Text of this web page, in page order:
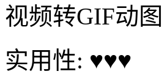
视频转GIF动
实用性: ♥♥♥